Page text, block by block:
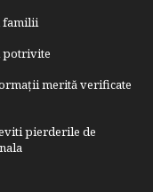
familii
potrivite
merită verificate
pierderile de